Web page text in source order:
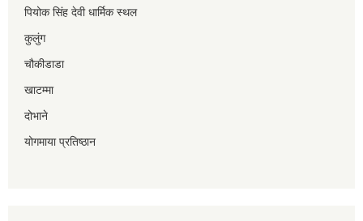
पियोक सिंह देवी धार्मिक स्थल
कुलुंग
चौकीडाडा
खाटम्मा
दोभाने
योगमाया प्रतिष्ठान